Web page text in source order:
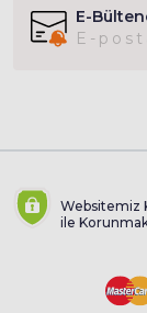
E-
Websitemiz
ile